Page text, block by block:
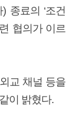
종료의 ‘조건
협의가 이르
교 채널 등을
이 밝혔다.